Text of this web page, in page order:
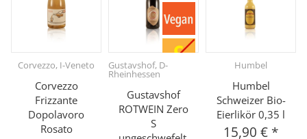
Corvezzo, I-Veneto
Corvezzo
Frizzante
Dopolavoro
Rosato
Gustavshof, D-
Rheinhessen
Gustavshof
ROTWEIN Zero
S
Humbel
Humbel
Schweizer Bio-
Eierlikör 0,35 l
15,90 € *